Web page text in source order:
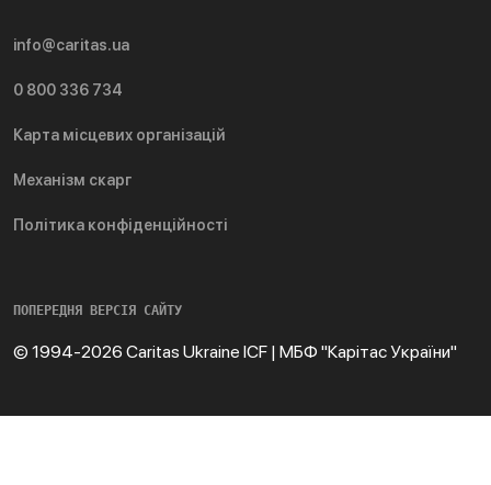
info@caritas.ua
0 800 336 734
Карта місцевих організацій
Механізм скарг
Політика конфіденційності
ПОПЕРЕДНЯ ВЕРСІЯ САЙТУ
© 1994-2026 Caritas Ukraine ICF | МБФ "Карітас України"